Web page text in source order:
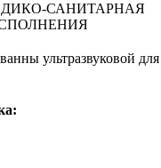
САНИТАРНАЯ
ультразвуковой для